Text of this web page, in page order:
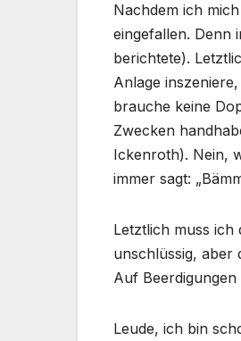
Nachdem ich
eingefallen. Denn
berichtete).
Anlage
brauche keine
Zwecken
Ickenroth). Nein,
immer sagt:
Letztlich muss ich
unschlüssig, aber
Auf
Leude, ich bin